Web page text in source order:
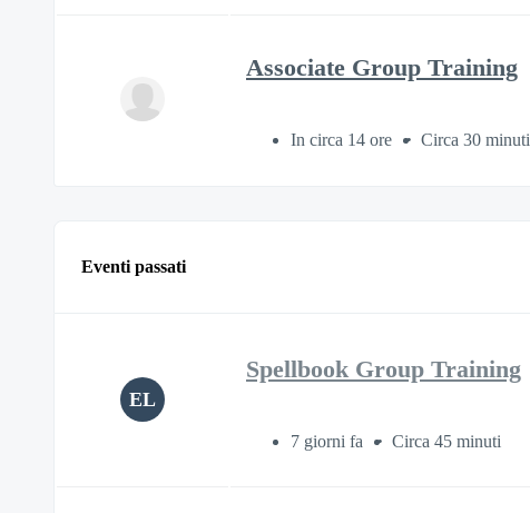
Associate Group Training
In circa 14 ore Circa 30 minuti
Eventi passati
EL
Spellbook Group Training
7 giorni fa Circa 45 minuti